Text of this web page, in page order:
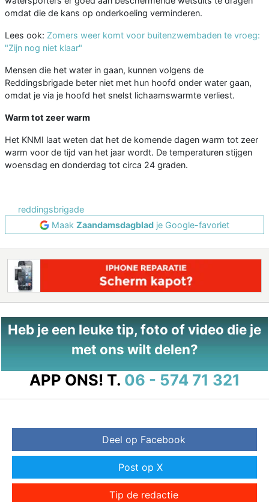
omdat die de kans op onderkoeling verminderen.
Lees ook: Zomers weer komt voor buitenzwembaden te vroeg:
"Zijn nog niet klaar"
Mensen die het water in gaan, kunnen volgens de
Reddingsbrigade beter niet met hun hoofd onder water gaan,
omdat je via je hoofd het snelst lichaamswarmte verliest.
Warm tot zeer warm
Het KNMI laat weten dat het de komende dagen warm tot zeer
warm voor de tijd van het jaar wordt. De temperaturen stijgen
woensdag en donderdag tot circa 24 graden.
reddingsbrigade
Maak Zaandamsdagblad je Google-favoriet
Heb je een leuke tip, foto of video die je
met ons wilt delen?
APP ONS! T. 06 - 574 71 321
Deel op Facebook
Post op X
Tip de redactie